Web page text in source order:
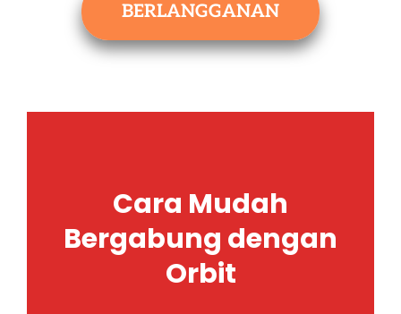
BERLANGGANAN
Cara Mudah
Bergabung dengan
Orbit